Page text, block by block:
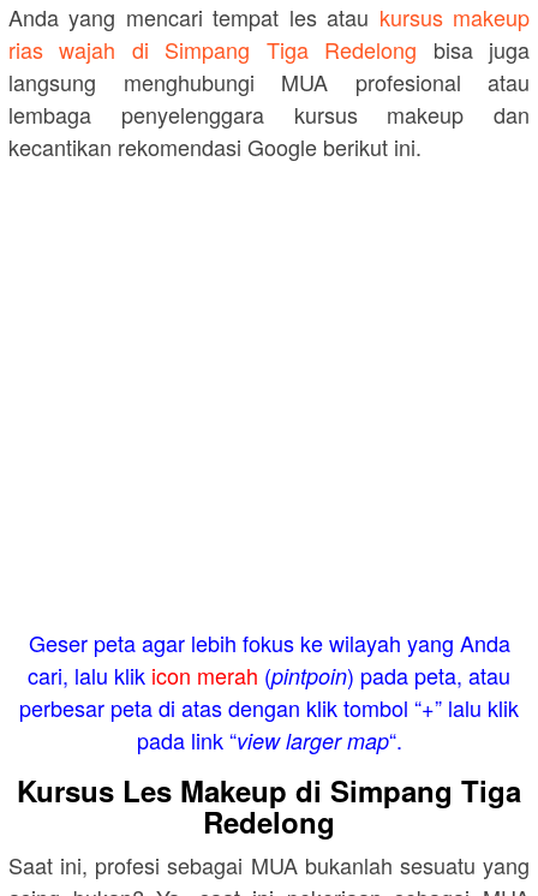
Anda yang mencari tempat les atau kursus makeup
rias wajah di Simpang Tiga Redelong bisa juga
langsung menghubungi MUA profesional atau
lembaga penyelenggara kursus makeup dan
kecantikan rekomendasi Google berikut ini.
Geser peta agar lebih fokus ke wilayah yang Anda
cari, lalu klik icon merah (pintpoin) pada peta, atau
perbesar peta di atas dengan klik tombol “+” lalu klik
pada link “view larger map“.
Kursus Les Makeup di Simpang Tiga
Redelong
Saat ini, profesi sebagai MUA bukanlah sesuatu yang